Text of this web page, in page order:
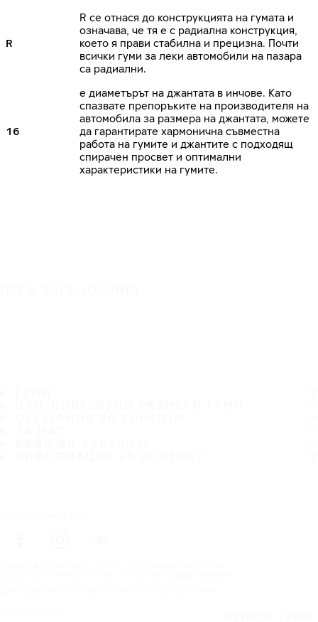
R
R се отнася до конструкцията на гумата и
означава, че тя е с радиална конструкция,
което я прави стабилна и прецизна. Почти
всички гуми за леки автомобили на пазара
са радиални.
16
е диаметърът на джантата в инчове. Като
спазвате препоръките на производителя на
автомобила за размера на джантата, можете
да гарантирате хармонична съвместна
работа на гумите и джантите с подходящ
спирачен просвет и оптимални
характеристики на гумите.